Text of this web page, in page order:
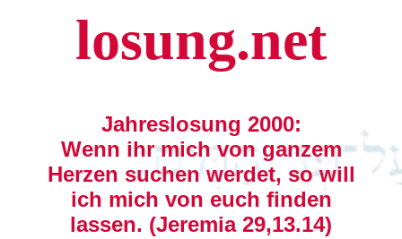
losung.net
Jahreslosung 2000:
Wenn ihr mich von ganzem
Herzen suchen werdet, so will
ich mich von euch finden
lassen. (Jeremia 29,13.14)